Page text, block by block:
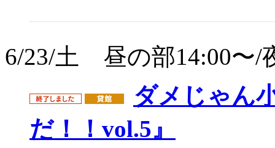
6/23/土 昼の部14:00〜/
ダメじゃん
だ！！vol.5』